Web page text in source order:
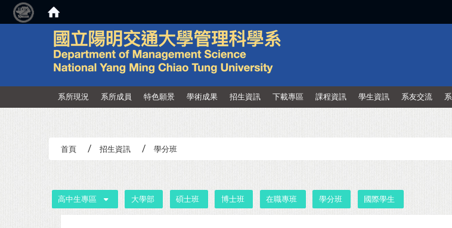
系所現況 系所成員 特色願景 學術成果 招生資訊 下載專區 課程資訊 學生資訊 系友交流
首頁 招生資訊 學分班
高中生專區 大學部 碩士班 博士班 在職專班 學分班 國際學生